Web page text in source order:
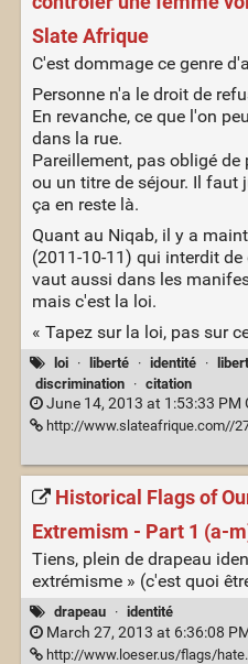
Slate Afrique
C'est dommage ce genre
Personne n'a le droit de
En revanche, ce que l'on
dans la rue.
Pareillement, pas obligé de
ou un titre de séjour. Il faut
ça en reste là.
Quant au Niqab, il y a
(2011-10-11) qui interdit
vaut aussi dans les
mais c'est la loi.
« Tapez sur la loi, pas sur
loi · liberté · identité ·
discrimination
· citation
June 14, 2013 at 1:53:33 PM
http://www.slateafrique.com//273901/
Historical Flags of
Extremism - Part 1 (a-
Tiens, plein de drapeau
extrémisme » (c'est quoi
drapeau · identité
March 27, 2013 at 6:36:08
http://www.loeser.us/flags/